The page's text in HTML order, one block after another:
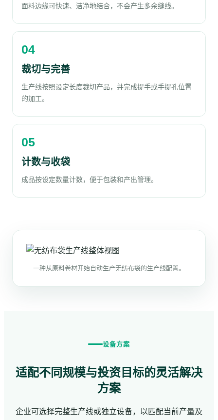
面料边缘可快速、洁净地结合，不会产生多余缝线。
裁切与完善
生产线按照设定长度裁切产品，并完成提手或手提孔位置
的加工。
计数与收袋
成品按设定数量计数，便于包装和产出管理。
一种从原料卷材开始自动生产无纺布袋的生产线配置。
设备方案
适配不同规模与投资目标的灵活解决
方案
企业可选择完整生产线或独立设备，以匹配当前产量及